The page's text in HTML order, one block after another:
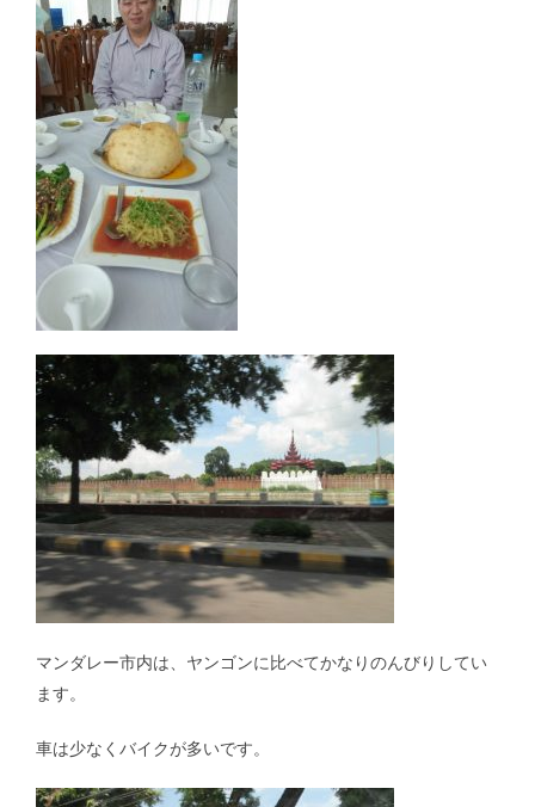
過去の卒業生紹介｜Graduate
マンダレー市内は、ヤンゴンに比べてかなりのんびりしてい
ます。
車は少なくバイクが多いです。